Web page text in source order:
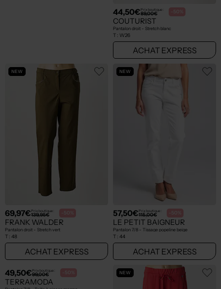
44,50€Prix boutique :
89,00€ -50%
COUTURIST
Pantalon droit - Stretch blanc
T : W26
ACHAT EXPRESS
NEW
69,97€Prix boutique :
139,95€ -50%
FRANK WALDER
Pantalon droit - Stretch vert
T : 48
ACHAT EXPRESS
NEW
57,50€Prix boutique :
115,00€ -50%
LE PETIT BAIGNEUR
Pantalon 7/8 - Tissage popeline beige
T : 44
ACHAT EXPRESS
NEW NEW